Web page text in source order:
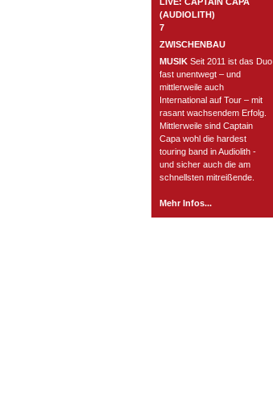
7
ZWISCHENBAU
MUSIK Seit 2011 ist das Duo
fast unentwegt – und
mittlerweile auch
International auf Tour – mit
rasant wachsendem Erfolg.
Mittlerweile sind Captain
Capa wohl die hardest
touring band in Audiolith -
und sicher auch die am
schnellsten mitreißende.
Mehr Infos...